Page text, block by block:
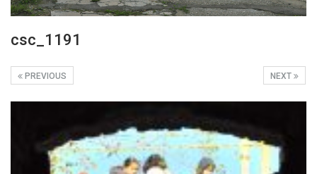
csc_1191
NEXT
PREVIOUS